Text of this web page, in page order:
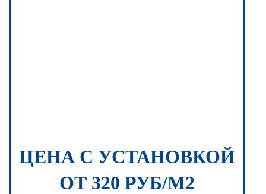
ЦЕНА С УСТАНОВКОЙ
ОТ 320 РУБ/М2